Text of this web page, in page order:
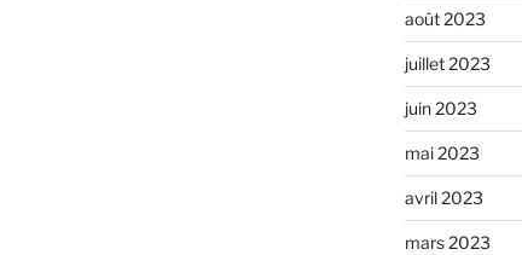
août 2023
juillet 2023
juin 2023
mai 2023
avril 2023
mars 2023